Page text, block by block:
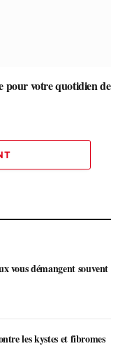
pour votre quotidien de
vous démangent souvent
les kystes et fibromes